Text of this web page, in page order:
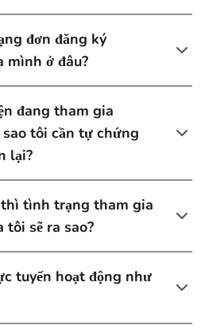
đơn đăng ký
mình ở đâu?
đang tham gia
tôi cần tự chứng
lại?
thì tình trạng tham gia
tôi sẽ ra sao?
tuyến hoạt động như